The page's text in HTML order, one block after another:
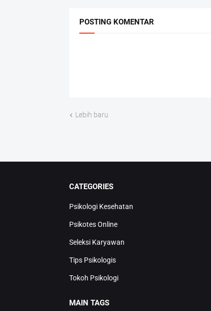
POSTING KOMENTAR
Lebih baru
CATEGORIES
Psikologi Kesehatan
Psikotes Online
Seleksi Karyawan
Tips Psikologis
Tokoh Psikologi
MAIN TAGS